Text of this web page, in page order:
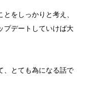
とをしっかりと考え、
デートしていけば大
、とても為になる話で